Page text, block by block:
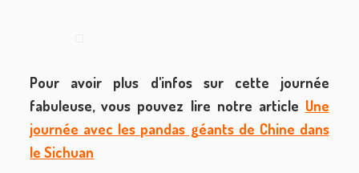
Pour avoir plus d'infos sur cette journée
fabuleuse, vous pouvez lire notre article Une
journée avec les pandas géants de Chine dans
le Sichuan